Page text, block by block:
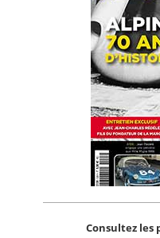
Consultez les